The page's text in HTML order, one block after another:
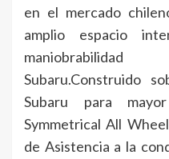
en el mercado
amplio espacio
Subaru.Construido
Subaru para
Symmetrical All
de Asistencia a la